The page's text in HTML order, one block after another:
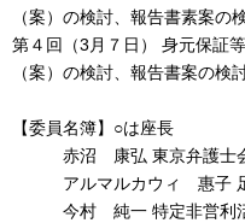
（案）の検討、報告書素案の
第４回（3月７日） 身元保証
（案）の検討、報告書案の検
【委員名簿】○は座長
赤沼 康弘 東京弁護士
アルマルカウィ 惠子
今村 純一 特定非営利活